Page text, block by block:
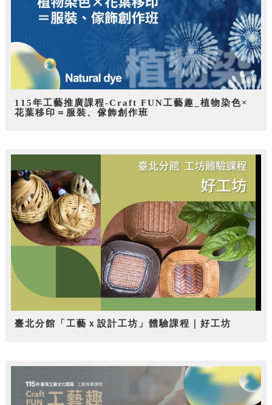
115年工藝推廣課程-Craft FUN工藝趣_植物染色×
花葉移印＝服裝、傢飾創作班
臺北分館「工藝ｘ設計工坊」體驗課程｜好工坊